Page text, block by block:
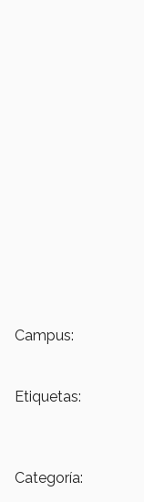
Campus:
Etiquetas:
Categoría: